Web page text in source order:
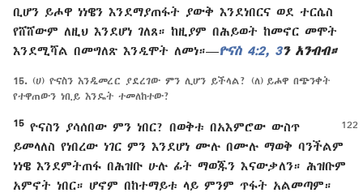
ቢሆን ይሖዋ ነነዌን እንደማያጠፋት ያውቅ እንደነበርና ወደ ተርሴስ
የሸሸውም ለዚህ እንደሆነ ገለጸ። ከዚያም በሕይወት ከመኖር መሞት
እንደሚሻል በመግለጽ እንዲሞት ለመነ።—ዮናስ 4:2, 3ን አንብብ።
15. (ሀ) ዮናስን እንዲመረር ያደረገው ምን ሊሆን ይችላል? (ለ) ይሖዋ በጭንቀት
የተዋጠውን ነቢይ እንዴት ተመለከተው?
15 ዮናስን ያሳሰበው ምን ነበር? በወቅቱ በአእምሮው ውስጥ
ይመላለስ የነበረው ነገር ምን እንደሆነ ሙሉ በሙሉ ማወቅ ባንችልም
ነነዌ እንደምትጠፋ በሕዝቡ ሁሉ ፊት ማወጁን እናውቃለን። ሕዝቡም
አምኖት ነበር። ሆኖም በከተማይቱ ላይ ምንም ጥፋት አልመጣም።